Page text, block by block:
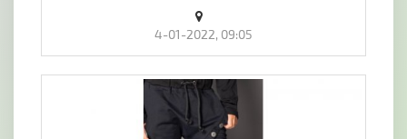
4-01-2022, 09:05